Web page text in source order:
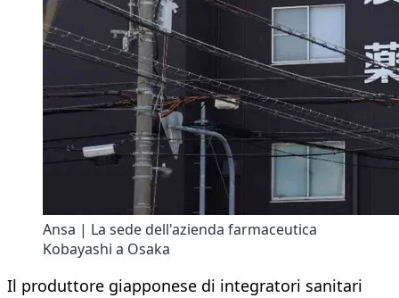
Ansa | La sede dell'azienda farmaceutica
Kobayashi a Osaka
Il produttore giapponese di integratori sanitari